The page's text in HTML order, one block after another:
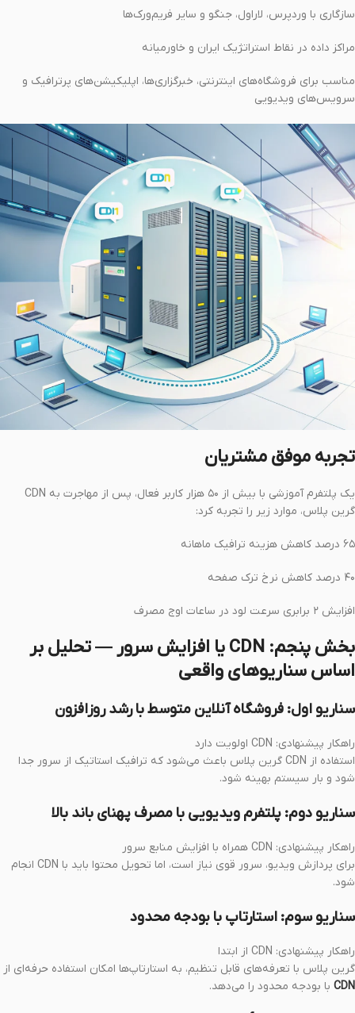
سازگاری با وردپرس، لاراول، جنگو و سایر فریم‌ورک‌ها
مراکز داده در نقاط استراتژیک ایران و خاورمیانه
مناسب برای فروشگاه‌های اینترنتی، خبرگزاری‌ها، اپلیکیشن‌های پرترافیک و
سرویس‌های ویدیویی
تجربه موفق مشتریان
یک پلتفرم آموزشی با بیش از ۵۰ هزار کاربر فعال، پس از مهاجرت به CDN
گرین پلاس، موارد زیر را تجربه کرد:
۶۵ درصد کاهش هزینه ترافیک ماهانه
۴۰ درصد کاهش نرخ ترک صفحه
افزایش ۲ برابری سرعت لود در ساعات اوج مصرف
بخش پنجم: CDN یا افزایش سرور — تحلیل بر
اساس سناریوهای واقعی
سناریو اول: فروشگاه آنلاین متوسط با رشد روزافزون
راهکار پیشنهادی: CDN اولویت دارد
استفاده از CDN گرین پلاس باعث می‌شود که ترافیک استاتیک از سرور جدا
شود و بار سیستم بهینه شود.
سناریو دوم: پلتفرم ویدیویی با مصرف پهنای باند بالا
راهکار پیشنهادی: CDN همراه با افزایش منابع سرور
برای پردازش ویدیو، سرور قوی نیاز است، اما تحویل محتوا باید با CDN انجام
شود.
سناریو سوم: استارتاپ با بودجه محدود
راهکار پیشنهادی: CDN از ابتدا
گرین پلاس با تعرفه‌های قابل تنظیم، به استارتاپ‌ها امکان استفاده حرفه‌ای از
CDN با بودجه محدود را می‌دهد.